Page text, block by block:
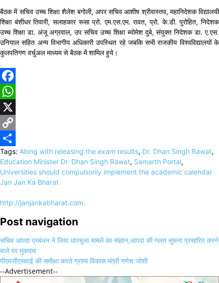
बैठक में सचिव उच्च शिक्षा शैलेश बगोली, अपर सचिव आशीष श्रीवास्तव, महानिदेशक विद्यालयी
शिक्षा बंशीधर तिवारी, सलाहकार रूसा प्रो. एम.एस.एम. रावत, प्रो. के.डी. पुरोहित, निदेशक
उच्च शिक्षा डा. अंजू अग्रवाल, उप सचिव उच्च शिक्षा ब्योमेश दुबे, संयुक्त निदेशक डा. ए.एस.
उनियाल सहित अन्य विभागीय अधिकारी उपस्थित रहे जबकि सभी राजकीय विश्वविद्यालयों के
कुलपतिगण वर्चुअल माध्यम से बैठक में शामिल हुये।
Facebook
WhatsApp
X
Copy
Link
Share
Tags: Along with releasing the exam results, Dr. Dhan Singh Rawat,
Education Minister Dr. Dhan Singh Rawat, Samarth Portal,
Universities should compulsorily implement the academic calendar
Jan Jan Ka Bharat
http://janjankabharat.com
Post navigation
सचिव आपदा प्रबंधन ने लिया धारचूला मामले का संज्ञान,आपदा की गलत सूचना प्रसारित करने
वाले पर मुकदमा
पीएमजीएसवाई की समीक्षा करते ग्राम्य विकास मंत्री गणेश जोशी
--Advertisement--